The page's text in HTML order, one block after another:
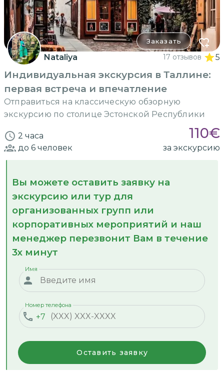
Заказать
Nataliya 17 отзывов 5
Индивидуальная экскурсия в Таллине:
первая встреча и впечатление
Отправиться на классическую обзорную
экскурсию по столице Эстонской Республики
2 часа 110€
до 6 человек за экскурсию
Вы можете оставить заявку на
экскурсию или тур для
организованных групп или
корпоративных мероприятий и наш
менеджер перезвонит Вам в течение
3х минут
Имя
+7
Номер телефона
Оставить заявку